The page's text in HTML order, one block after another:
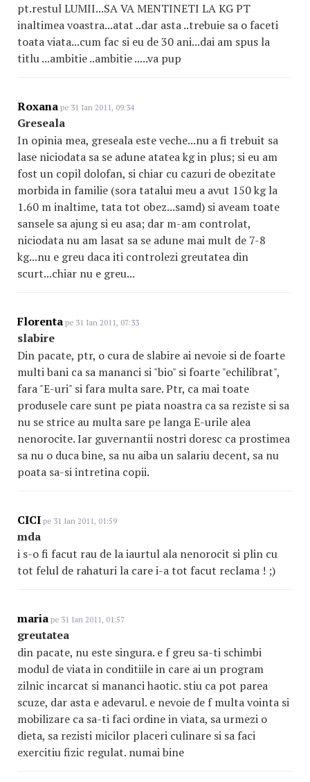
pt.restul LUMII...SA VA MENTINETI LA KG PT
inaltimea voastra...atat ..dar asta ..trebuie sa o faceti
toata viata...cum fac si eu de 30 ani...dai am spus la
titlu ...ambitie ..ambitie .....va pup
Roxana pe 31 Ian 2011, 09:34
Greseala
In opinia mea, greseala este veche...nu a fi trebuit sa
lase niciodata sa se adune atatea kg in plus; si eu am
fost un copil dolofan, si chiar cu cazuri de obezitate
morbida in familie (sora tatalui meu a avut 150 kg la
1.60 m inaltime, tata tot obez...samd) si aveam toate
sansele sa ajung si eu asa; dar m-am controlat,
niciodata nu am lasat sa se adune mai mult de 7-8
kg...nu e greu daca iti controlezi greutatea din
scurt...chiar nu e greu...
Florenta pe 31 Ian 2011, 07:33
slabire
Din pacate, ptr, o cura de slabire ai nevoie si de foarte
multi bani ca sa mananci si "bio" si foarte "echilibrat",
fara "E-uri" si fara multa sare. Ptr, ca mai toate
produsele care sunt pe piata noastra ca sa reziste si sa
nu se strice au multa sare pe langa E-urile alea
nenorocite. Iar guvernantii nostri doresc ca prostimea
sa nu o duca bine, sa nu aiba un salariu decent, sa nu
poata sa-si intretina copii.
CICI pe 31 Ian 2011, 01:59
mda
i s-o fi facut rau de la iaurtul ala nenorocit si plin cu
tot felul de rahaturi la care i-a tot facut reclama ! ;)
maria pe 31 Ian 2011, 01:57
greutatea
din pacate, nu este singura. e f greu sa-ti schimbi
modul de viata in conditiile in care ai un program
zilnic incarcat si mananci haotic. stiu ca pot parea
scuze, dar asta e adevarul. e nevoie de f multa vointa si
mobilizare ca sa-ti faci ordine in viata, sa urmezi o
dieta, sa rezisti micilor placeri culinare si sa faci
exercitiu fizic regulat. numai bine